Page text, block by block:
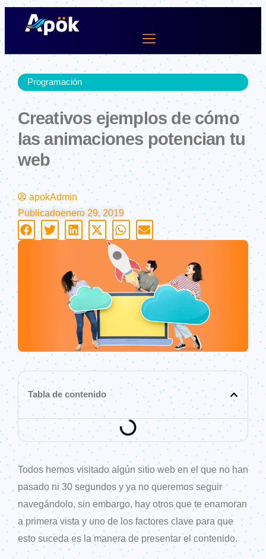
Ir
Programación
Creativos ejemplos de cómo
las animaciones potencian tu
web
apokAdmin
Publicadoenero 29, 2019
Tabla de contenido
Todos hemos visitado algún sitio web en el que no han
pasado ni 30 segundos y ya no queremos seguir
navegándolo, sin embargo, hay otros que te enamoran
a primera vista y uno de los factores clave para que
esto suceda es la manera de presentar el contenido.